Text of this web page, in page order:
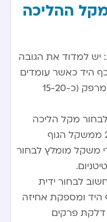
ההליכה
יש למדוד את הגובה
היד כאשר עומדים
זקוף עם כיפוף קל במרפק (כ-15-20
מקל הליכה
שיכול לתמוך ב-25% ממשקל הגוף
משקל מומלץ לבחור
לבחור ידית
ומספקת אחיזה
דלקת פרקים